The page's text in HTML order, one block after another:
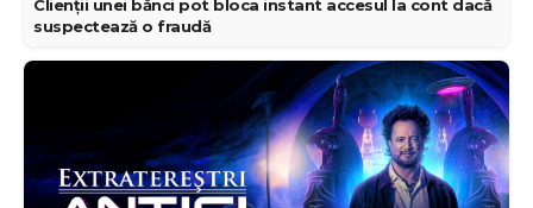
Clienții unei bănci pot bloca instant accesul la cont dacă
suspectează o fraudă